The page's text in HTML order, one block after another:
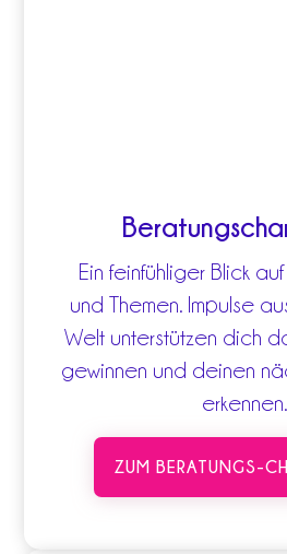
Ein feinfühliger Blick
und Themen. Impulse
Welt unterstützen dich
gewinnen und deinen
erkennen.
ZUM BERATUNGS-